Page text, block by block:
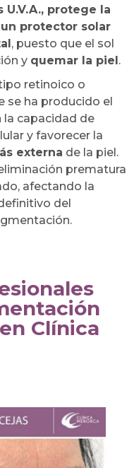
protege la
protector solar
, puesto que el sol
y quemar la piel.
retinoico o
se ha producido el
capacidad de
y favorecer la
externa de la piel.
prematura
afectando la
del
Clínica